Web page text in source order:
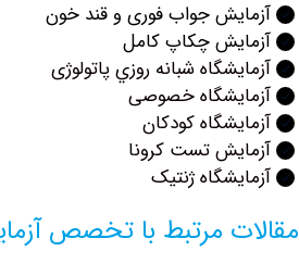
جواب فوری و قند خون
چكاپ كامل
شبانه روزي پاتولوژی
خصوصی
کودکان
تست کرونا
ژنتیک
مرتبط با تخصص